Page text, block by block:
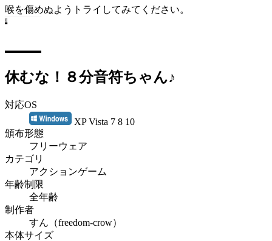
喉を傷めぬようトライしてみてください。
休むな！８分音符ちゃん♪
対応OS
XP Vista 7 8 10
頒布形態
フリーウェア
カテゴリ
アクションゲーム
年齢制限
全年齢
制作者
すん（freedom-crow）
本体サイズ